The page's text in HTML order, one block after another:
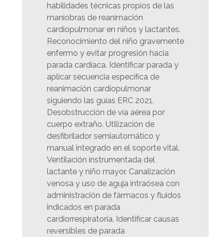
habilidades técnicas propios de las
maniobras de reanimación
cardiopulmonar en niños y lactantes.
Reconocimiento del niño gravemente
enfermo y evitar progresión hacia
parada cardiaca. Identificar parada y
aplicar secuencia específica de
reanimación cardiopulmonar
siguiendo las guías ERC 2021.
Desobstrucción de vía aérea por
cuerpo extraño. Utilización de
desfibrilador semiautomático y
manual integrado en el soporte vital.
Ventilación instrumentada del
lactante y niño mayor. Canalización
venosa y uso de aguja intraósea con
administración de fármacos y fluidos
indicados en parada
cardiorrespiratoria. Identificar causas
reversibles de parada